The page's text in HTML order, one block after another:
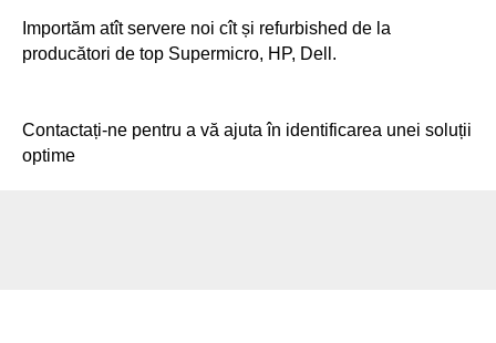
Importăm atît servere noi cît și refurbished de la
producători de top Supermicro, HP, Dell.
Contactați-ne pentru a vă ajuta în identificarea unei soluții
optime